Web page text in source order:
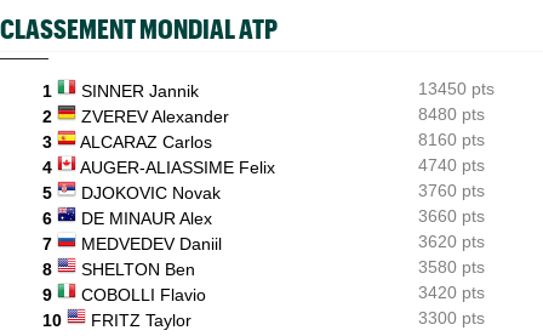
INTERVIEW
06/08
WTA - Toronto
Aryna Sabalenka propose... des conférences de presse façon F1
CLASSEMENT MONDIAL ATP
1 SINNER Jannik
13450 pts
2
ZVEREV Alexander
8480 pts
3
ALCARAZ Carlos
8160 pts
4
AUGER-ALIASSIME Felix
4740 pts
5
DJOKOVIC Novak
3760 pts
6
DE MINAUR Alex
3660 pts
7
MEDVEDEV Daniil
3620 pts
8
SHELTON Ben
3580 pts
9
COBOLLI Flavio
3420 pts
10
FRITZ Taylor 3300 pts